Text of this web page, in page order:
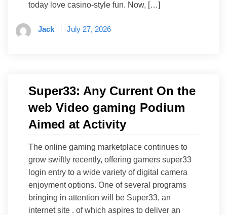
today love casino-style fun. Now, […]
Jack July 27, 2026
Super33: Any Current On the
web Video gaming Podium
Aimed at Activity
The online gaming marketplace continues to
grow swiftly recently, offering gamers super33
login entry to a wide variety of digital camera
enjoyment options. One of several programs
bringing in attention will be Super33, an
internet site . of which aspires to deliver an